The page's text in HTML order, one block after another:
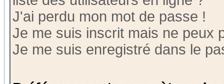
J'ai perdu mon mot de passe !
Je me suis inscrit mais ne peux
Je me suis enregistré dans le